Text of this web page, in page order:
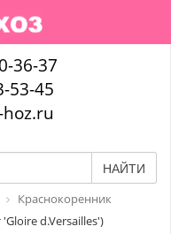
36-37
53-45
НАЙТИ
Краснокоренник
d.Versailles')